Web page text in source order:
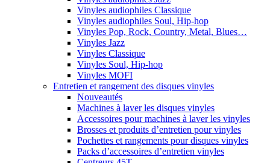
Vinyles audiophiles Classique
Vinyles audiophiles Soul, Hip-hop
Vinyles Pop, Rock, Country, Metal, Blues…
Vinyles Jazz
Vinyles Classique
Vinyles Soul, Hip-hop
Vinyles MOFI
Entretien et rangement des disques vinyles
Nouveautés
Machines à laver les disques vinyles
Accessoires pour machines à laver les vinyles
Brosses et produits d’entretien pour vinyles
Pochettes et rangements pour disques vinyles
Packs d’accessoires d’entretien vinyles